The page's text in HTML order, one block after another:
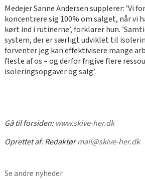
Medejer Sanne Andersen supplerer: ’Vi
koncentrere sig 100% om salget, når vi
kørt ind i rutinerne’, forklarer hun.
system, der er særligt udviklet til
forventer jeg kan effektivisere mange
fleste af os – og derfor frigive flere
isoleringsopgaver og salg’.
Gå til forsiden:www.skive-her.dk
Oprettet af:Redaktørmail@skive-her.dk
Se andre nyheder